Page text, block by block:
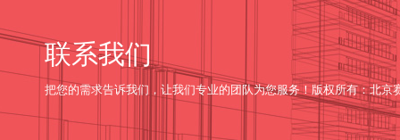
联系我们
把您的需求告诉我们，让我们专业的团队为您服务！版权所有：北京